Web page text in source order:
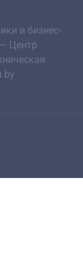
и бизнес-
Центр